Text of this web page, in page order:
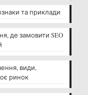
та приклади
де замовити SEO
види,
ринок